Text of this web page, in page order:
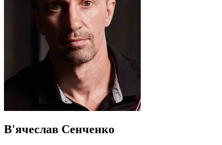
В'ячеслав Сенченко